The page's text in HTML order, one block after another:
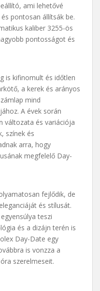
ami lehetővé
pontosan állítsák be.
kaliber 3255-ös
pontosságot és
is kifinomult és időtlen
a kerek és arányos
mind
A évek során
változata és variációja
színek és
arra, hogy
megfelelő Day-
fejlődik, de
és stílusát.
teszi
és a dizájn terén is
Day-Date egy
is vonzza a
szerelmeseit.